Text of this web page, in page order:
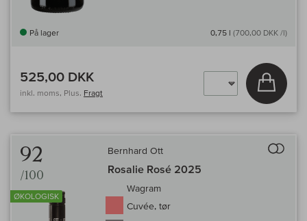
På lager 0,75 l (700,00 DKK /l)
525,00 DKK
inkl. moms, Plus. Fragt
Læg i
92
/100
ØKOLOGISK
Bernhard Ott
Rosalie Rosé 2025
Wagram
Cuvée, tør